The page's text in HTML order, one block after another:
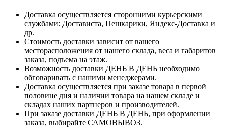
Доставка осуществляется сторонними курьерскими
службами: Достависта, Пешкарики, Яндекс-Доставка и
др.
Стоимость доставки зависит от вашего
месторасположения от нашего склада, веса и габаритов
заказа, подъема на этаж.
Возможность доставки ДЕНЬ В ДЕНЬ необходимо
обговаривать с нашими менеджерами.
Доставка осуществляется при заказе товара в первой
половине дня и наличии товара на нашем складе и
складах наших партнеров и производителей.
При заказе доставки ДЕНЬ В ДЕНЬ, при оформлении
заказа, выбирайте САМОВЫВОЗ.